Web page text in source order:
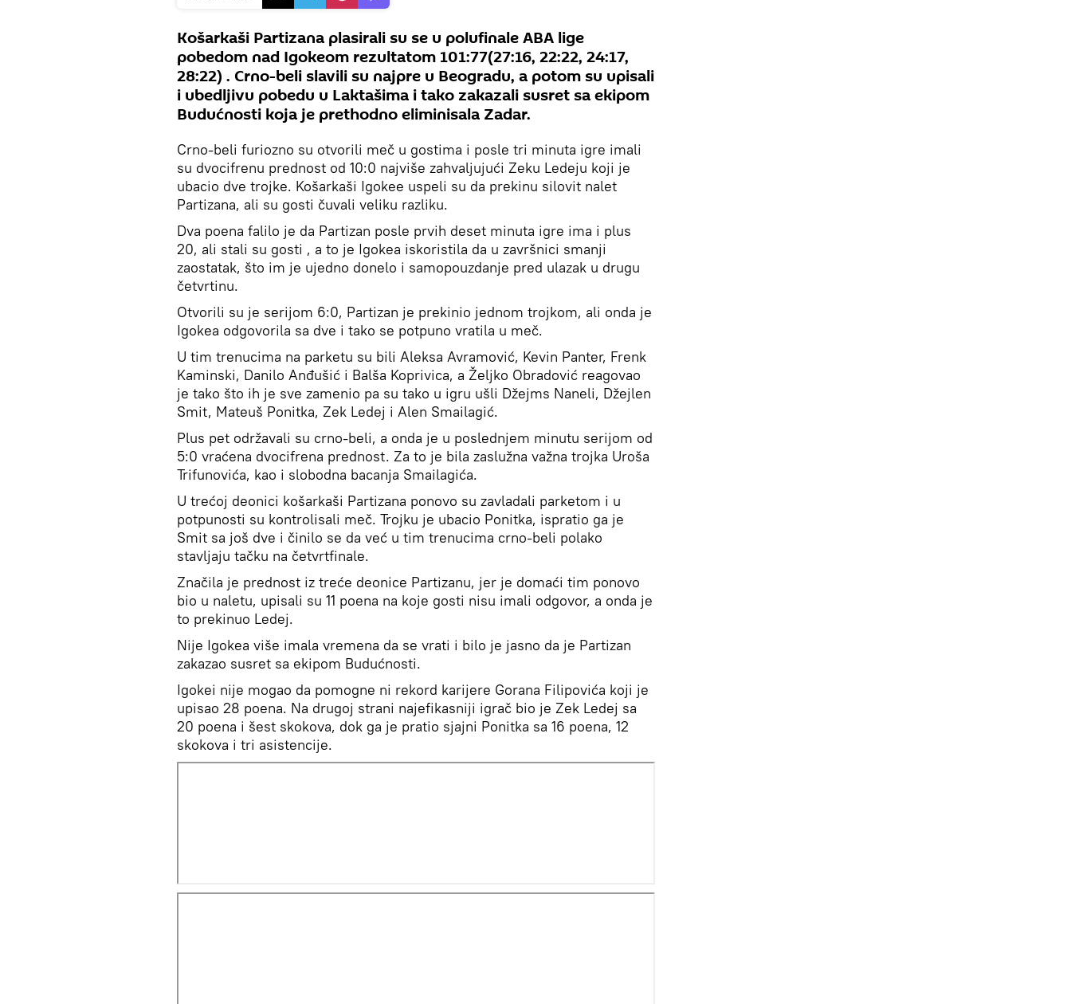
Košarkaši Partizana plasirali su se u polufinale ABA lige
pobedom nad Igokeom rezultatom 101:77(27:16, 22:22, 24:17,
28:22) . Crno-beli slavili su najpre u Beogradu, a potom su upisali
i ubedljivu pobedu u Laktašima i tako zakazali susret sa ekipom
Budućnosti koja je prethodno eliminisala Zadar.
Crno-beli furiozno su otvorili meč u gostima i posle tri minuta igre imali
su dvocifrenu prednost od 10:0 najviše zahvaljujući Zeku Ledeju koji je
ubacio dve trojke. Košarkaši Igokee uspeli su da prekinu silovit nalet
Partizana, ali su gosti čuvali veliku razliku.
Dva poena falilo je da Partizan posle prvih deset minuta igre ima i plus
20, ali stali su gosti , a to je Igokea iskoristila da u završnici smanji
zaostatak, što im je ujedno donelo i samopouzdanje pred ulazak u drugu
četvrtinu.
Otvorili su je serijom 6:0, Partizan je prekinio jednom trojkom, ali onda je
Igokea odgovorila sa dve i tako se potpuno vratila u meč.
U tim trenucima na parketu su bili Aleksa Avramović, Kevin Panter, Frenk
Kaminski, Danilo Anđušić i Balša Koprivica, a Željko Obradović reagovao
je tako što ih je sve zamenio pa su tako u igru ušli Džejms Naneli, Džejlen
Smit, Mateuš Ponitka, Zek Ledej i Alen Smailagić.
Plus pet održavali su crno-beli, a onda je u poslednjem minutu serijom od
5:0 vraćena dvocifrena prednost. Za to je bila zaslužna važna trojka Uroša
Trifunovića, kao i slobodna bacanja Smailagića.
U trećoj deonici košarkaši Partizana ponovo su zavladali parketom i u
potpunosti su kontrolisali meč. Trojku je ubacio Ponitka, ispratio ga je
Smit sa još dve i činilo se da već u tim trenucima crno-beli polako
stavljaju tačku na četvrtfinale.
Značila je prednost iz treće deonice Partizanu, jer je domaći tim ponovo
bio u naletu, upisali su 11 poena na koje gosti nisu imali odgovor, a onda je
to prekinuo Ledej.
Nije Igokea više imala vremena da se vrati i bilo je jasno da je Partizan
zakazao susret sa ekipom Budućnosti.
Igokei nije mogao da pomogne ni rekord karijere Gorana Filipovića koji je
upisao 28 poena. Na drugoj strani najefikasniji igrač bio je Zek Ledej sa
20 poena i šest skokova, dok ga je pratio sjajni Ponitka sa 16 poena, 12
skokova i tri asistencije.